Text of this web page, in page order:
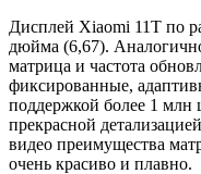
Дисплей Xiaomi 11T по
дюйма (6,67).
матрица и частота
фиксированные,
поддержкой более 1 млн
прекрасной
видео преимущества
очень красиво и плавно.